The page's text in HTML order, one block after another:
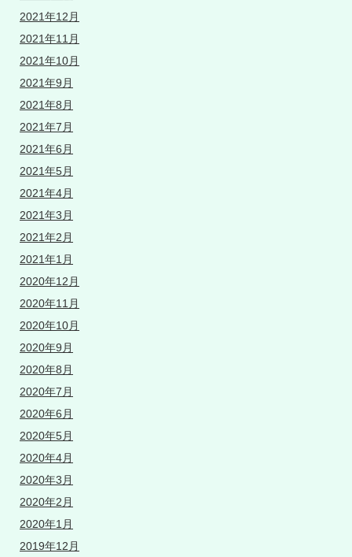
2021年12月
2021年11月
2021年10月
2021年9月
2021年8月
2021年7月
2021年6月
2021年5月
2021年4月
2021年3月
2021年2月
2021年1月
2020年12月
2020年11月
2020年10月
2020年9月
2020年8月
2020年7月
2020年6月
2020年5月
2020年4月
2020年3月
2020年2月
2020年1月
2019年12月